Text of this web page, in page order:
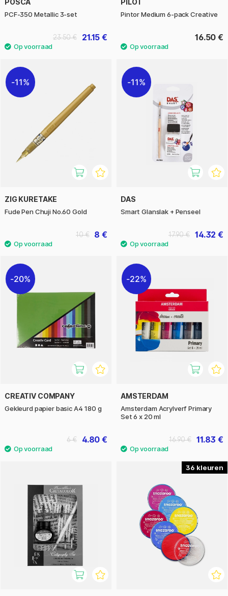
POSCA
PCF-350 Metallic 3-set
21.15 €
23.50 €
PILOT
Pintor Medium 6-pack Creative
16.50 €
11%
ZIG KURETAKE
Fude Pen Chuji No.60 Gold
8 €
10 €
11%
DAS
Smart Glanslak + Penseel
14.32 €
17.90 €
20%
CREATIV COMPANY
Gekleurd papier basic A4 180 g
4.80 €
6 €
22%
AMSTERDAM
Amsterdam Acrylverf Primary
Set 6 x 20 ml
11.83 €
16.90 €
36